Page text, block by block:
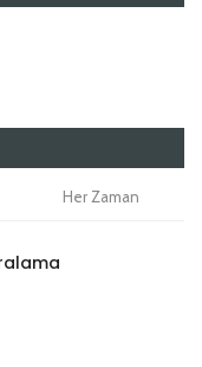
Her Zaman